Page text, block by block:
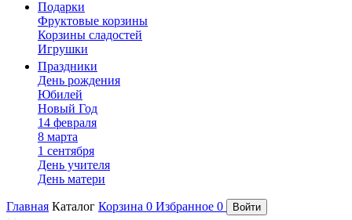
Подарки
Фруктовые корзины
Корзины сладостей
Игрушки
Праздники
День рождения
Юбилей
Новый Год
14 февраля
8 марта
1 сентября
День учителя
День матери
Главная Каталог Корзина 0 Избранное 0 Войти